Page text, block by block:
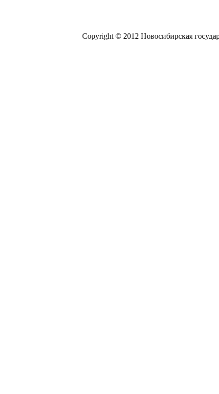
Copyright © 2012 Новосибирская